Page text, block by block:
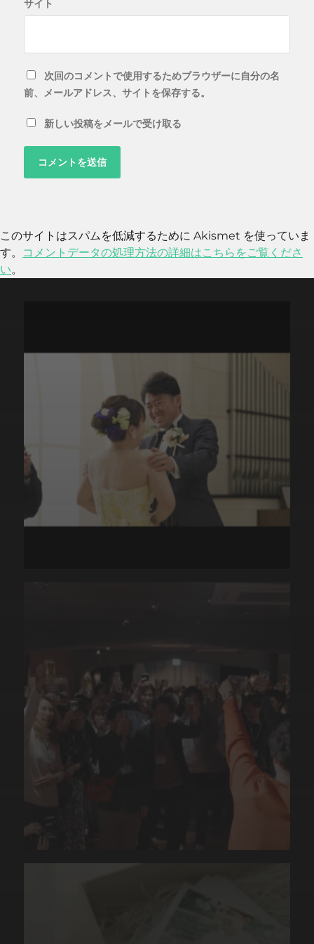
サイト
次回のコメントで使用するためブラウザーに自分の名
前、メールアドレス、サイトを保存する。
新しい投稿をメールで受け取る
このサイトはスパムを低減するために Akismet を使っていま
す。
コメントデータの処理方法の詳細はこちらをご覧くださ
い。